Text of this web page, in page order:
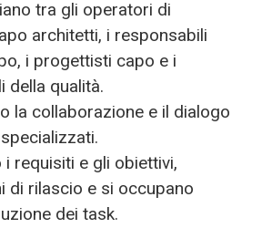
tra gli operatori di
architetti, i responsabili
i progettisti capo e i
della qualità.
la collaborazione e il dialogo
requisiti e gli obiettivi,
di rilascio e si occupano
dei task.